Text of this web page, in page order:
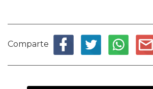
Comparte